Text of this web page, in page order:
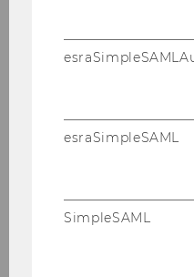
Ist seit 1998
rin,
Organisationen und
chen Ver­wal­tung im
beits­schwer­punk­te
lung, Team- und
esraSimpleSAML
SimpleSAML